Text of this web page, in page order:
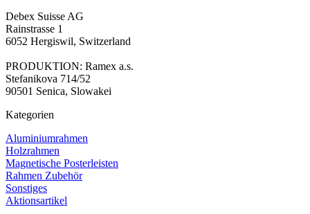
Debex Suisse AG
Rainstrasse 1
6052 Hergiswil, Switzerland
PRODUKTION: Ramex a.s.
Stefanikova 714/52
90501 Senica, Slowakei
Kategorien
Aluminiumrahmen
Holzrahmen
Magnetische Posterleisten
Rahmen Zubehör
Sonstiges
Aktionsartikel